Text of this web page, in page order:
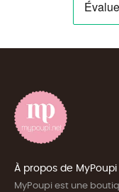
À propos de MyPoupi
MyPoupi est une